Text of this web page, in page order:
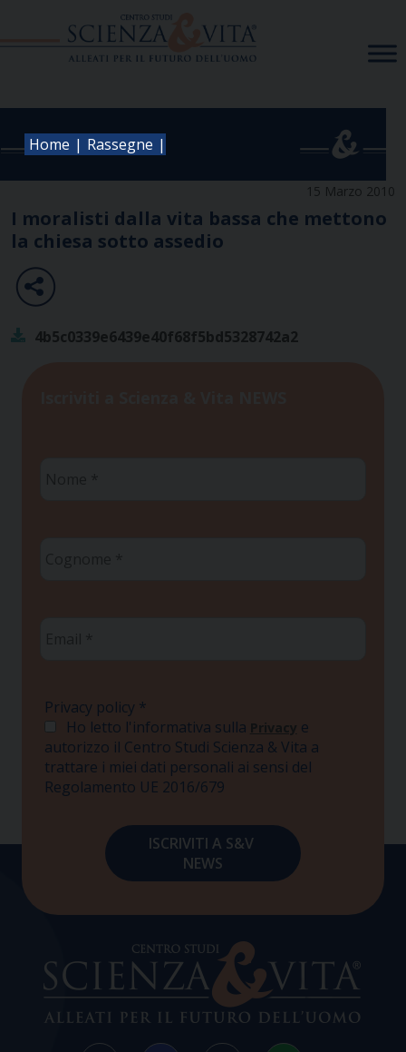
Home | Rassegne |
15 Marzo 2010
I moralisti dalla vita bassa che mettono
la chiesa sotto assedio
4b5c0339e6439e40f68f5bd5328742a2
Privacy policy *
Ho letto l'informativa sulla Privacy e
autorizzo il Centro Studi Scienza & Vita a
trattare i miei dati personali ai sensi del
Regolamento UE 2016/679